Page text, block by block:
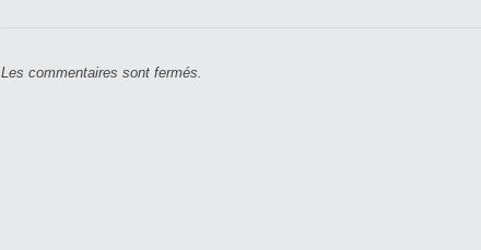
Les commentaires sont fermés.